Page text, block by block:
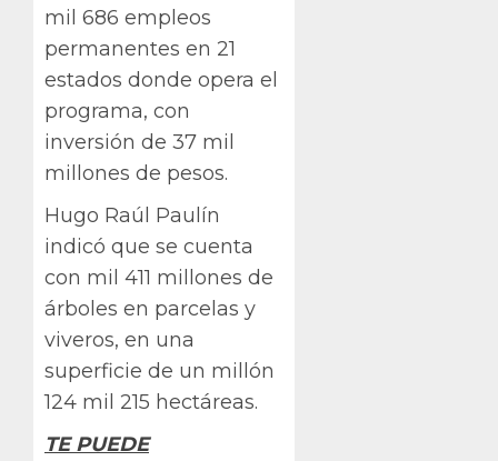
mil 686 empleos
permanentes en 21
estados donde opera el
programa, con
inversión de 37 mil
millones de pesos.
Hugo Raúl Paulín
indicó que se cuenta
con mil 411 millones de
árboles en parcelas y
viveros, en una
superficie de un millón
124 mil 215 hectáreas.
TE PUEDE